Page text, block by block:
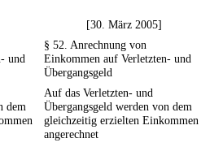
[30. März 2005]
und
§ 52. Anrechnung von
Einkommen auf Verletzten- und
Übergangsgeld
dem
Auf das Verletzten- und
Übergangsgeld werden von dem
gleichzeitig erzielten Einkommen
angerechnet